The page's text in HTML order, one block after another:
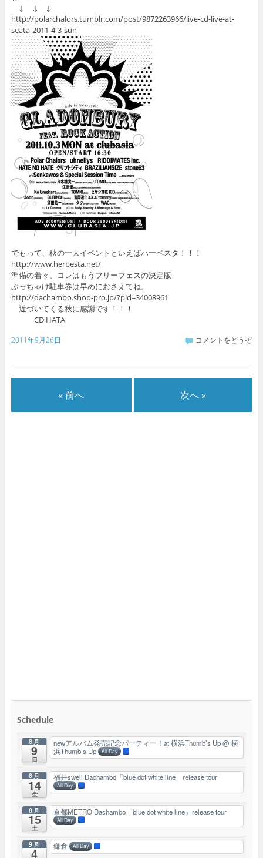
↓ ↓ ↓
http://polarchalors.tumblr.com/post/9872263966/live-cd-live-at-
seata-2011-4-3-sun
でもって、秋の一大イベントといえばハーベスタ！！！
http://www.herbesta.net/
準備の着々、コレはもうフリーフェスの決定版
ぶっちゃけ駐車券は早めにおさえてね。
http://dachambo.shop-pro.jp/?pid=34008961
近づいてくる秋に感謝です！！！
CD HATA
2011年9月26日 コメントをどうぞ
« 前へ 次へ »
Schedule
8月
9
日
newアルバム発売記念パーティー！at 横浜Thumb’s Up@ 横
浜Thumb’s Up
All Day
8月
14
金
福井swell Dachambo「blue dot white line」release tour
All Day
8月
15
土
京都METRO Dachambo「blue dot white line」release tour
All Day
9月
4 鎌倉 All Day